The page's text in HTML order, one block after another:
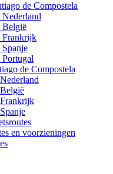
de Compostela
België
Frankrijk
de Compostela
en voorzieningen